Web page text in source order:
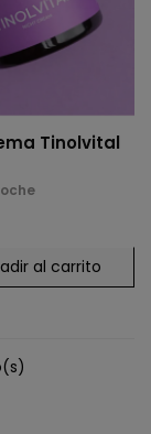
Tinolvital
al carrito